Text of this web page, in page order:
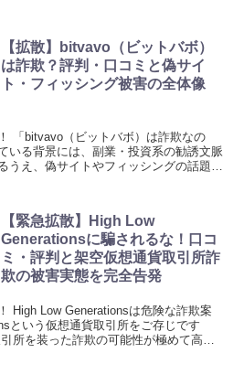
【拡散】bitvavo（ビットバボ）
は詐欺？評判・口コミと偽サイ
ト・フィッシング被害の全体像
「bitvavo（ビットバボ）は詐欺なの
いる背景には、副業・投資系の勧誘文脈
うえ、偽サイトやフィッシングの話題が
【緊急拡散】High Low
Generationsに騙されるな！口コ
ミ・評判と架空仮想通貨取引所詐
欺の被害実態を完全告発
High Low Generationsは危険な詐欺案
という仮想通貨取引所をご存じです
所を装った詐欺の可能性が極めて高い